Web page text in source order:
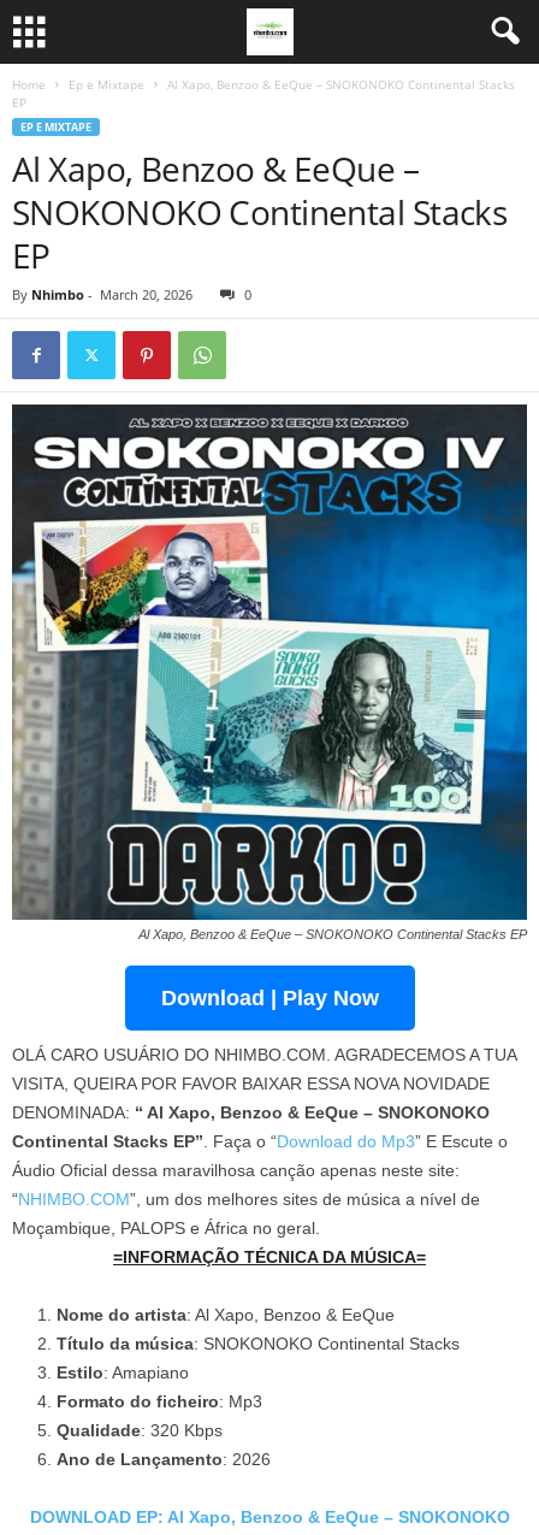
Home Ep e Mixtape
Al Xapo, Benzoo & EeQue – SNOKONOKO Continental Stacks
EP
EP E MIXTAPE
Al Xapo, Benzoo & EeQue –
SNOKONOKO Continental Stacks
EP
By Nhimbo - March 20, 2026 0
Al Xapo, Benzoo & EeQue – SNOKONOKO Continental Stacks EP
Download | Play Now
OLÁ CARO USUÁRIO DO NHIMBO.COM. AGRADECEMOS A TUA
VISITA, QUEIRA POR FAVOR BAIXAR ESSA NOVA NOVIDADE
DENOMINADA: “ Al Xapo, Benzoo & EeQue – SNOKONOKO
Continental Stacks EP” . Faça o “Download do Mp3” E Escute o
Áudio Oficial dessa maravilhosa canção apenas neste site:
“NHIMBO.COM”, um dos melhores sites de música a nível de
Moçambique, PALOPS e África no geral.
=INFORMAÇÃO TÉCNICA DA MÚSICA=
Nome do artista: Al Xapo, Benzoo & EeQue
Título da música: SNOKONOKO Continental Stacks
Estilo: Amapiano
Formato do ficheiro: Mp3
Qualidade: 320 Kbps
Ano de Lançamento: 2026
DOWNLOAD EP: Al Xapo, Benzoo & EeQue – SNOKONOKO